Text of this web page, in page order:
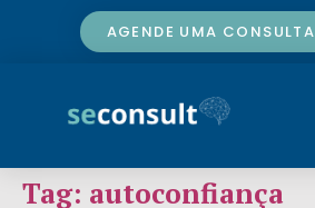
AGENDE UMA CONSULTA
Tag: autoconfiança